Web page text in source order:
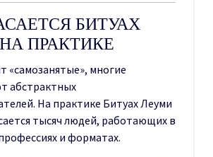
БИТУАХ
ПРАКТИКЕ
«самозанятые», многие
абстрактных
На практике Битуах Леуми
тысяч людей, работающих в
и форматах.